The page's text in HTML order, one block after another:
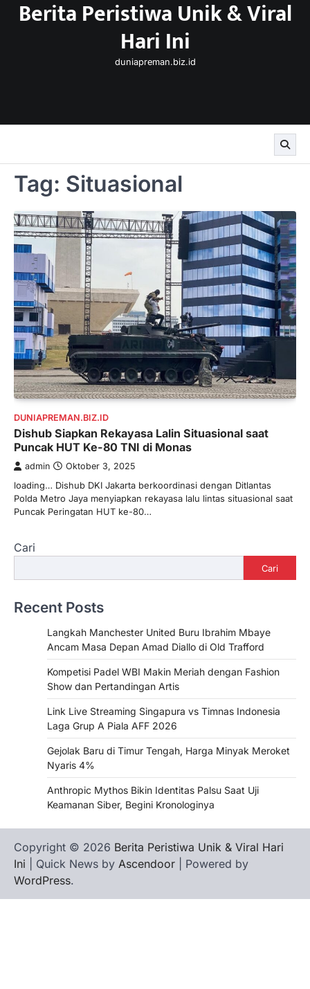
SkipBerita Peristiwa Unik & Viral
Hari Ini
duniapreman.biz.id
Tag: Situasional
DUNIAPREMAN.BIZ.ID
Dishub Siapkan Rekayasa Lalin Situasional saat
Puncak HUT Ke-80 TNI di Monas
admin Oktober 3, 2025
loading… Dishub DKI Jakarta berkoordinasi dengan Ditlantas
Polda Metro Jaya menyiapkan rekayasa lalu lintas situasional saat
Puncak Peringatan HUT ke-80…
Cari
Cari
Recent Posts
Langkah Manchester United Buru Ibrahim Mbaye
Ancam Masa Depan Amad Diallo di Old Trafford
Kompetisi Padel WBI Makin Meriah dengan Fashion
Show dan Pertandingan Artis
Link Live Streaming Singapura vs Timnas Indonesia
Laga Grup A Piala AFF 2026
Gejolak Baru di Timur Tengah, Harga Minyak Meroket
Nyaris 4%
Anthropic Mythos Bikin Identitas Palsu Saat Uji
Keamanan Siber, Begini Kronologinya
Copyright © 2026 Berita Peristiwa Unik & Viral Hari
Ini | Quick News by Ascendoor | Powered by
WordPress.